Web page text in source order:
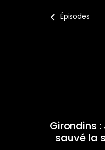
Épisodes
Girondins
sauvé la